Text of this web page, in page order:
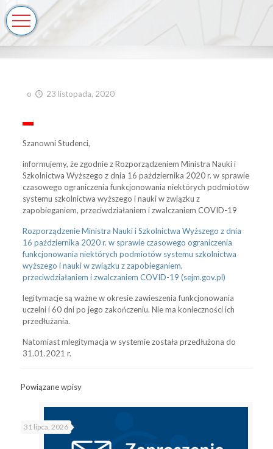
o 23 listopada, 2020
Szanowni Studenci,
informujemy, że zgodnie z Rozporządzeniem Ministra Nauki i
Szkolnictwa Wyższego z dnia 16 października 2020 r. w sprawie
czasowego ograniczenia funkcjonowania niektórych podmiotów
systemu szkolnictwa wyższego i nauki w związku z
zapobieganiem, przeciwdziałaniem i zwalczaniem COVID-19
Rozporządzenie Ministra Nauki i Szkolnictwa Wyższego z dnia
16 października 2020 r. w sprawie czasowego ograniczenia
funkcjonowania niektórych podmiotów systemu szkolnictwa
wyższego i nauki w związku z zapobieganiem,
przeciwdziałaniem i zwalczaniem COVID-19 (sejm.gov.pl)
legitymacje są ważne w okresie zawieszenia funkcjonowania
uczelni i 60 dni po jego zakończeniu. Nie ma konieczności ich
przedłużania.
Natomiast mlegitymacja w systemie została przedłużona do
31.01.2021 r.
Powiązane wpisy
31 lipca, 2026